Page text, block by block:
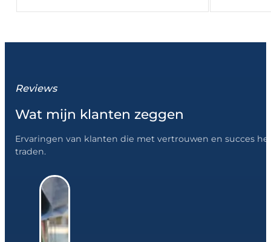
Reviews
Wat mijn klanten zeggen
Ervaringen van klanten die met vertrouwen en succes
traden.